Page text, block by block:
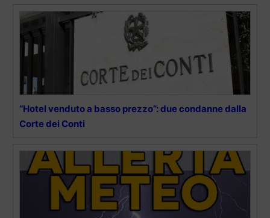
“Hotel venduto a basso prezzo”: due condanne dalla
Corte dei Conti